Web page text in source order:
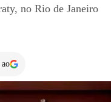
no Rio de Janeiro